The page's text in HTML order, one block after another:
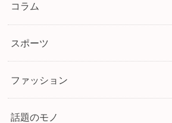
コラム
スポーツ
ファッション
話題のモノ